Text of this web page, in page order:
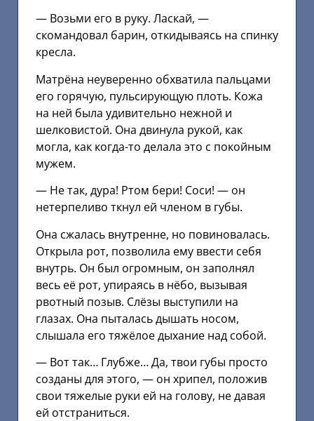
— Возьми его в руку. Ласкай, —
скомандовал барин, откидываясь на спинку
кресла.
Матрёна неуверенно обхватила пальцами
его горячую, пульсирующую плоть. Кожа
на ней была удивительно нежной и
шелковистой. Она двинула рукой, как
могла, как когда-то делала это с покойным
мужем.
— Не так, дура! Ртом бери! Соси! — он
нетерпеливо ткнул ей членом в губы.
Она сжалась внутренне, но повиновалась.
Открыла рот, позволила ему ввести себя
внутрь. Он был огромным, он заполнял
весь её рот, упираясь в нёбо, вызывая
рвотный позыв. Слёзы выступили на
глазах. Она пыталась дышать носом,
слышала его тяжёлое дыхание над собой.
— Вот так… Глубже… Да, твои губы просто
созданы для этого, — он хрипел, положив
свои тяжелые руки ей на голову, не давая
ей отстраниться.